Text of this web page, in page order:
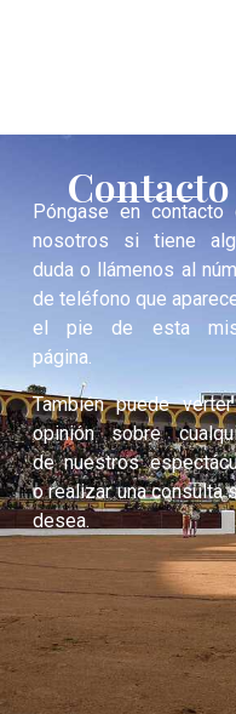
Contacto
Póngase en contacto
nosotros si tiene
duda o llámenos al
de teléfono que
el pie de esta
página.
También puede
opinión sobre
de nuestros
o realizar una consulta
desea.